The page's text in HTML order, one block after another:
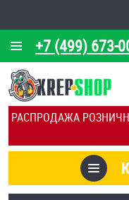
РАСПРОДАЖА
+7 (499) 673-
О КОМПАНИИ
КАЛЬКУЛЯТОР
ОТЗЫВЫ